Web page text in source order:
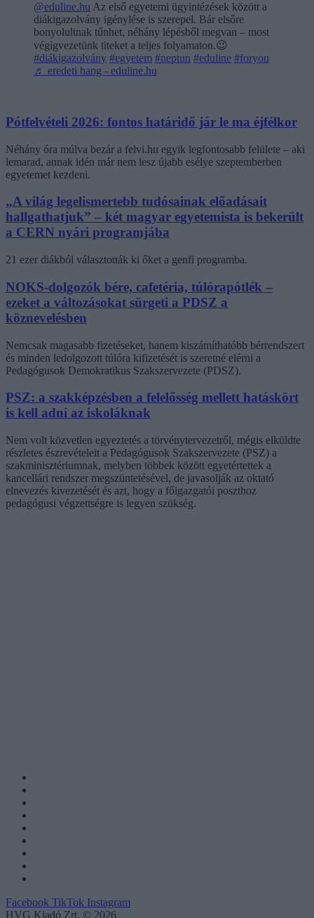
@eduline.hu Az első egyetemi ügyintézések között a
diákigazolvány igénylése is szerepel. Bár elsőre
bonyolultnak tűnhet, néhány lépésből megvan – most
végigvezetünk titeket a teljes folyamaton.😉
#diákigazolvány #egyetem #neptun #eduline #foryou
♬ eredeti hang - eduline.hu
Pótfelvételi 2026: fontos határidő jár le ma éjfélkor
Néhány óra múlva bezár a felvi.hu egyik legfontosabb felülete – aki
lemarad, annak idén már nem lesz újabb esélye szeptemberben
egyetemet kezdeni.
„A világ legelismertebb tudósainak előadásait
hallgathatjuk” – két magyar egyetemista is bekerült
a CERN nyári programjába
21 ezer diákból választották ki őket a genfi programba.
NOKS-dolgozók bére, cafetéria, túlórapótlék –
ezeket a változásokat sürgeti a PDSZ a
köznevelésben
Nemcsak magasabb fizetéseket, hanem kiszámíthatóbb bérrendszert
és minden ledolgozott túlóra kifizetését is szeretné elérni a
Pedagógusok Demokratikus Szakszervezete (PDSZ).
PSZ: a szakképzésben a felelősség mellett hatáskört
is kell adni az iskoláknak
Nem volt közvetlen egyeztetés a törvénytervezetről, mégis elküldte
részletes észrevételeit a Pedagógusok Szakszervezete (PSZ) a
szakminisztériumnak, melyben többek között egyetértettek a
kancellári rendszer megszüntetésével, de javasolják az oktató
elnevezés kivezetését és azt, hogy a főigazgatói poszthoz
pedagógusi végzettségre is legyen szükség.
Facebook TikTok Instagram
HVG Kiadó Zrt. © 2026